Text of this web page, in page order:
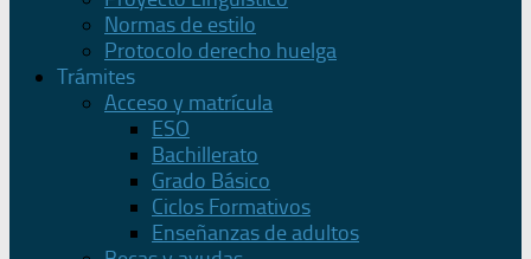
Normas de estilo
Protocolo derecho huelga
Trámites
Acceso y matrícula
ESO
Bachillerato
Grado Básico
Ciclos Formativos
Enseñanzas de adultos